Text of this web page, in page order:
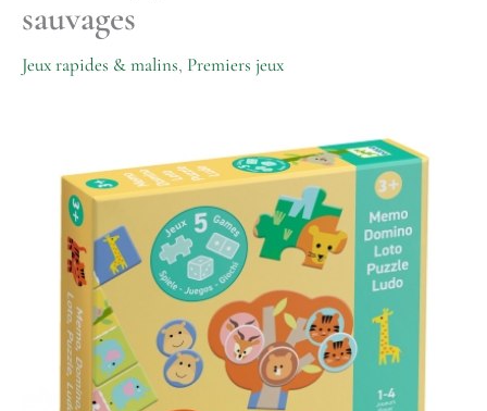
sauvages
Jeux rapides & malins, Premiers jeux